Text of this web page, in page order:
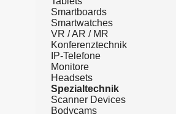
Smartboards
Smartwatches
VR / AR / MR
Konferenztechnik
IP-Telefone
Monitore
Headsets
Spezialtechnik
Scanner Devices
Bodycams